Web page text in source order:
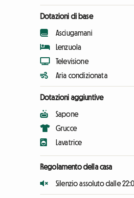
Dotazioni di base
Asciugamani
Lenzuola
Televisione
Aria condizionata
Dotazioni aggiuntive
Sapone
Grucce
Lavatrice
Regolamento della casa
Silenzio assoluto dalle